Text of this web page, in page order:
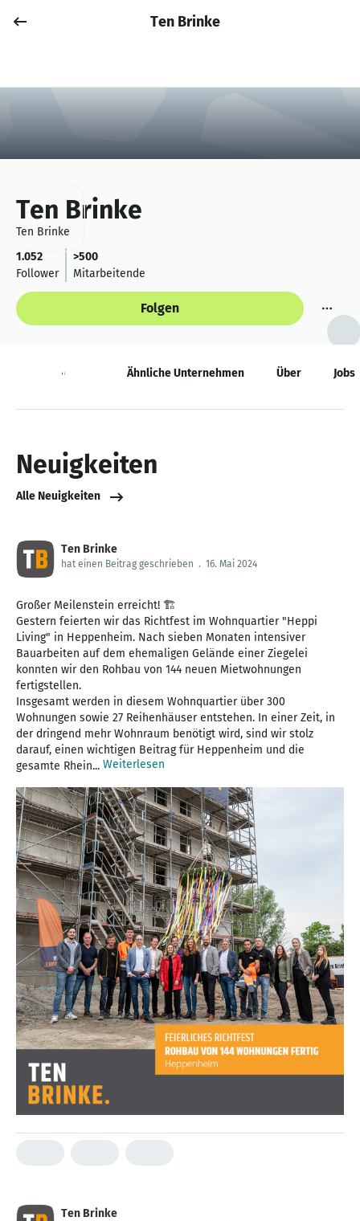
Anmelden
Ten Brinke
Ten Brinke
Ten Brinke
1.052
Follower
>500
Mitarbeitende
Folgen
Neuigkeiten Ähnliche Unternehmen Über Jobs
Neuigkeiten
Alle Neuigkeiten
Ten Brinke
hat einen Beitrag geschrieben . 16. Mai 2024
Großer Meilenstein erreicht! 🏗️
Gestern feierten wir das Richtfest im Wohnquartier "Heppi
Living" in Heppenheim. Nach sieben Monaten intensiver
Bauarbeiten auf dem ehemaligen Gelände einer Ziegelei
konnten wir den Rohbau von 144 neuen Mietwohnungen
fertigstellen.
Insgesamt werden in diesem Wohnquartier über 300
Wohnungen sowie 27 Reihenhäuser entstehen. In einer Zeit, in
der dringend mehr Wohnraum benötigt wird, sind wir stolz
darauf, einen wichtigen Beitrag für Heppenheim und die
gesamte Rhein... Weiterlesen
Ten Brinke